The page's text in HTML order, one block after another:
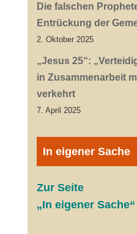
Die falschen
Entrückung der
2. Oktober 2025
„Jesus 25“:
in Zusammenarbeit
verkehrt
7. April 2025
In eigener Sache
Zur Seite
„In eigener Sache“